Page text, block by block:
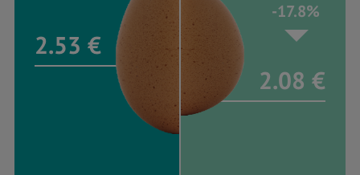
2.53 €
-17.8%
2.08 €